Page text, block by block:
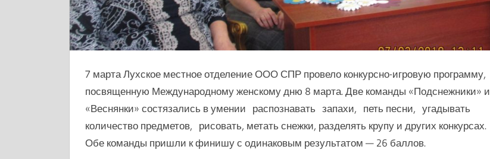
7 марта Лухское местное отделение ООО СПР провело конкурсно-игровую программу,
посвященную Международному женскому дню 8 марта. Две команды «Подснежники» и
«Веснянки» состязались в умении распознавать запахи, петь песни, угадывать
количество предметов, рисовать, метать снежки, разделять крупу и других конкурсах.
Обе команды пришли к финишу с одинаковым результатом — 26 баллов.